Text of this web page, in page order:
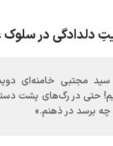
دلدادگی در
سید مجتبی خامنه‌ای
حتی در رگ‌های پشت
چه برسد در ذهنم.»